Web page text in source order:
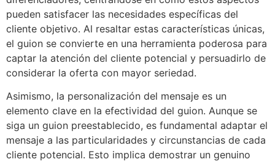
pueden satisfacer las necesidades específicas del
cliente objetivo. Al resaltar estas características únicas,
el guion se convierte en una herramienta poderosa para
captar la atención del cliente potencial y persuadirlo de
considerar la oferta con mayor seriedad.
Asimismo, la personalización del mensaje es un
elemento clave en la efectividad del guion. Aunque se
siga un guion preestablecido, es fundamental adaptar el
mensaje a las particularidades y circunstancias de cada
cliente potencial. Esto implica demostrar un genuino